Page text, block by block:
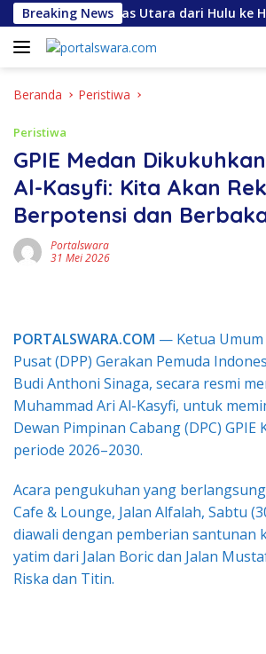
Langsung
ke
konten
Breaking News
Laut Nias Utara dari Hulu ke Hilir
Beranda Peristiwa
Peristiwa
GPIE Medan
Al-Kasyfi: Kita Akan
Berpotensi dan
Portalswara
31 Mei 2026
PORTALSWARA.COM — Ketua Umum
Pusat (DPP) Gerakan Pemuda
Budi Anthoni Sinaga, secara resmi
Muhammad Ari Al-Kasyfi, untuk
Dewan Pimpinan Cabang (DPC) GPIE
periode 2026–2030.
Acara pengukuhan yang
Cafe & Lounge, Jalan Alfalah, Sabtu
diawali dengan pemberian santunan
yatim dari Jalan Boric dan Jalan
Riska dan Titin.